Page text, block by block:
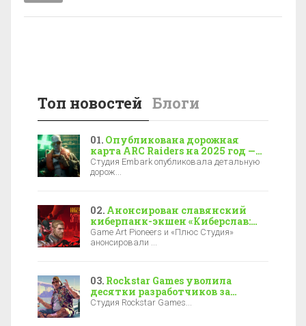
Топ новостей Блоги
Опубликована дорожная
карта ARC Raiders на 2025 год —
новая локация, боссы и зимние
события
Студия Embark опубликовала детальную
дорож...
Анонсирован славянский
киберпанк-экшен «Киберслав:
Затмение» — релиз уже в 2027-м
Game Art Pioneers и «Плюс Студия»
анонсировали ...
Rockstar Games уволила
десятки разработчиков за
полгода до выхода GTA 6
Студия Rockstar Games...